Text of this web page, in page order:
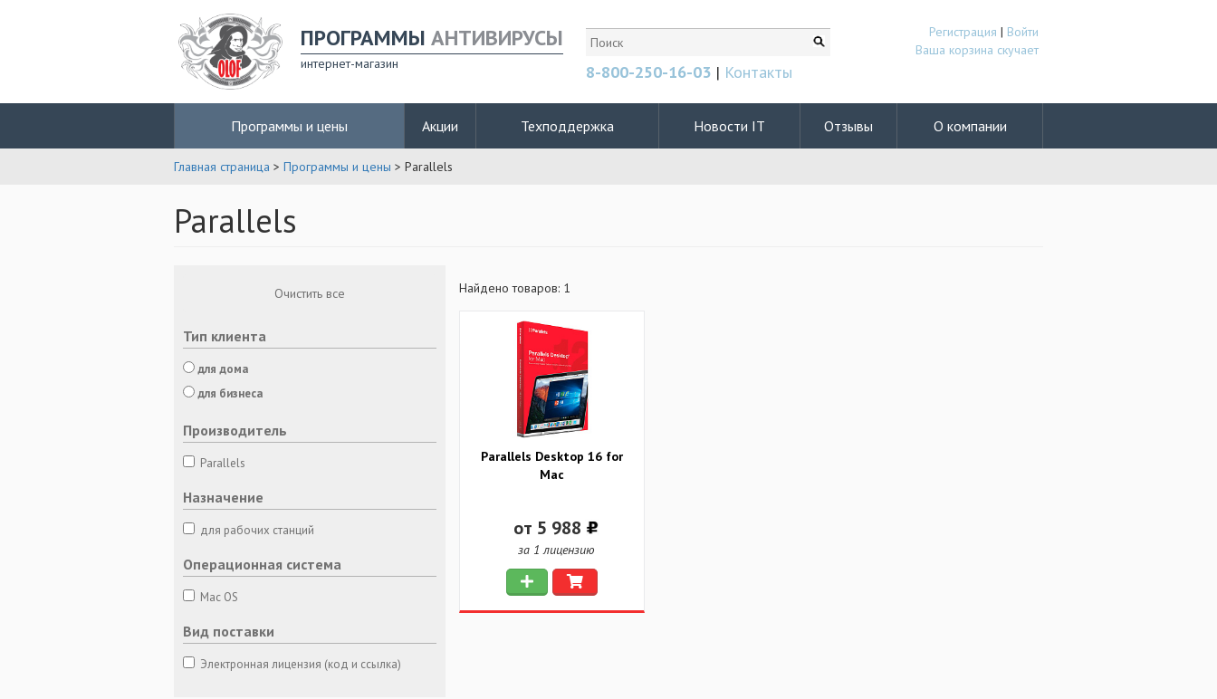
ПРОГРАММЫ АНТИВИРУСЫ
интернет-магазин 8-800-250-16-03 | Контакты
Регистрация | Войти
Ваша корзина скучает
Программы и цены Акции Техподдержка Новости IT Отзывы О компании
Главная страница > Программы и цены > Parallels
Parallels
Очистить все
Тип клиента
для дома
для бизнеса
Производитель
Parallels
Назначение
для рабочих станций
Операционная система
Mac OS
Вид поставки
Электронная лицензия (код и ссылка)
Найдено товаров: 1
Parallels Desktop 16 for
Mac
от 5 988
за 1 лицензию